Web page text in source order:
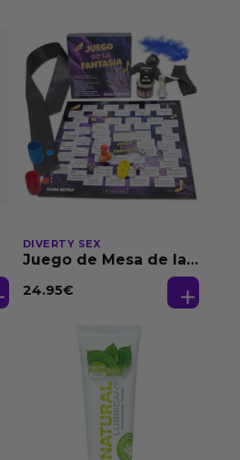
DIVERTY SEX
Juego de Mesa de las
24.95€